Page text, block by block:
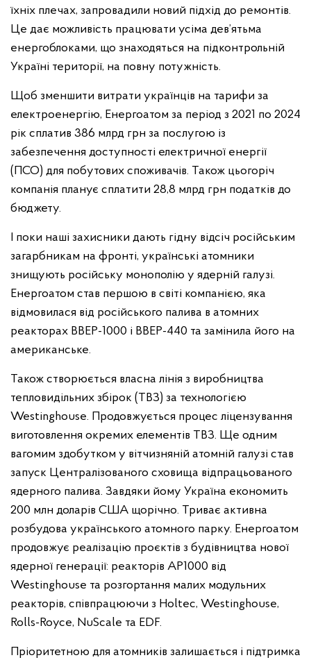
їхніх плечах, запровадили новий підхід до ремонтів.
Це дає можливість працювати усіма дев’ятьма
енергоблоками, що знаходяться на підконтрольній
Україні території, на повну потужність.
Щоб зменшити витрати українців на тарифи за
електроенергію, Енергоатом за період з 2021 по 2024
рік сплатив 386 млрд грн за послугою із
забезпечення доступності електричної енергії
(ПСО) для побутових споживачів. Також цьогоріч
компанія планує сплатити 28,8 млрд грн податків до
бюджету.
І поки наші захисники дають гідну відсіч російським
загарбникам на фронті, українські атомники
знищують російську монополію у ядерній галузі.
Енергоатом став першою в світі компанією, яка
відмовилася від російського палива в атомних
реакторах ВВЕР-1000 і ВВЕР-440 та замінила його на
американське.
Також створюється власна лінія з виробництва
тепловидільних збірок (ТВЗ) за технологією
Westinghouse. Продовжується процес ліцензування
виготовлення окремих елементів ТВЗ. Ще одним
вагомим здобутком у вітчизняній атомній галузі став
запуск Централізованого сховища відпрацьованого
ядерного палива. Завдяки йому Україна економить
200 млн доларів США щорічно. Триває активна
розбудова українського атомного парку. Енергоатом
продовжує реалізацію проєктів з будівництва нової
ядерної генерації: реакторів АР1000 від
Westinghouse та розгортання малих модульних
реакторів, співпрацюючи з Holtec, Westinghouse,
Rolls-Royce, NuScale та EDF.
Пріоритетною для атомників залишається і підтримка